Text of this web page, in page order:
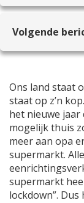
Volgende
Ons land staat
staat op z’n
het nieuwe jaar
mogelijk thuis
meer aan opa
supermarkt.
supermarkt
lockdown”.